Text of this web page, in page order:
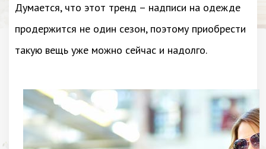
Думается, что этот тренд – надписи на одежде
продержится не один сезон, поэтому приобрести
такую вещь уже можно сейчас и надолго.